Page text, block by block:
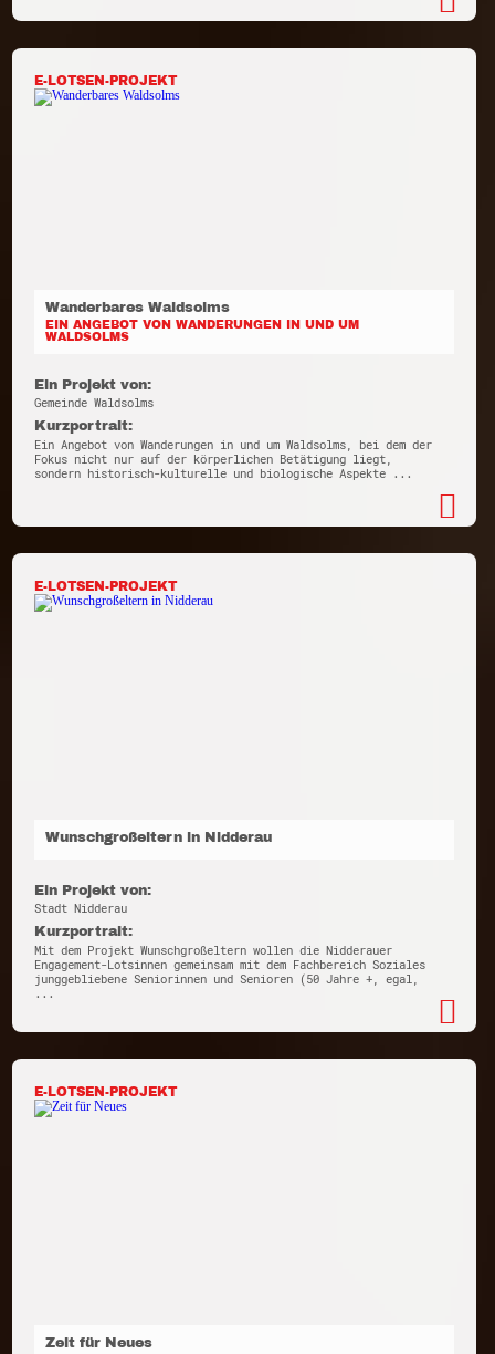
E-LOTSEN-PROJEKT
Wanderbares Waldsolms
EIN ANGEBOT VON WANDERUNGEN IN UND UM
WALDSOLMS
Ein Projekt von:
Gemeinde Waldsolms
Kurzportrait:
Ein Angebot von Wanderungen in und um Waldsolms, bei dem der
Fokus nicht nur auf der körperlichen Betätigung liegt,
sondern historisch-kulturelle und biologische Aspekte ...
E-LOTSEN-PROJEKT
Wunschgroßeltern in Nidderau
Ein Projekt von:
Stadt Nidderau
Kurzportrait:
Mit dem Projekt Wunschgroßeltern wollen die Nidderauer
Engagement-Lotsinnen gemeinsam mit dem Fachbereich Soziales
junggebliebene Seniorinnen und Senioren (50 Jahre +, egal,
...
E-LOTSEN-PROJEKT
Zeit für Neues